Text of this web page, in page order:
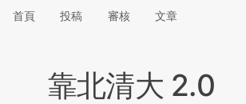
首頁 投稿 審核 文章
靠北清大 2.0